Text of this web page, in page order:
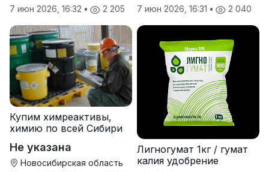
7 июн 2026, 16:32 • 2 205
7 июн 2026, 16:31 • 2 040
Купим химреактивы,
химию по всей Сибири
Не указана
Новосибирская область
Лигногумат 1кг / гумат
калия удобрение